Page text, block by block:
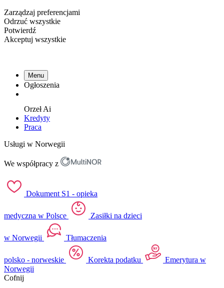
Zarządzaj preferencjami
Odrzuć wszystkie
Potwierdź
Akceptuj wszystkie
Menu
Ogłoszenia
OrzełAi
Kredyty
Praca
Usługi w Norwegii
We współpracy z
Dokument S1 - opieka
medyczna w Polsce Zasiłki na dzieci
w Norwegii Tłumaczenia
polsko - norweskie Korekta podatku
Emerytura w
Norwegii
Cofnij